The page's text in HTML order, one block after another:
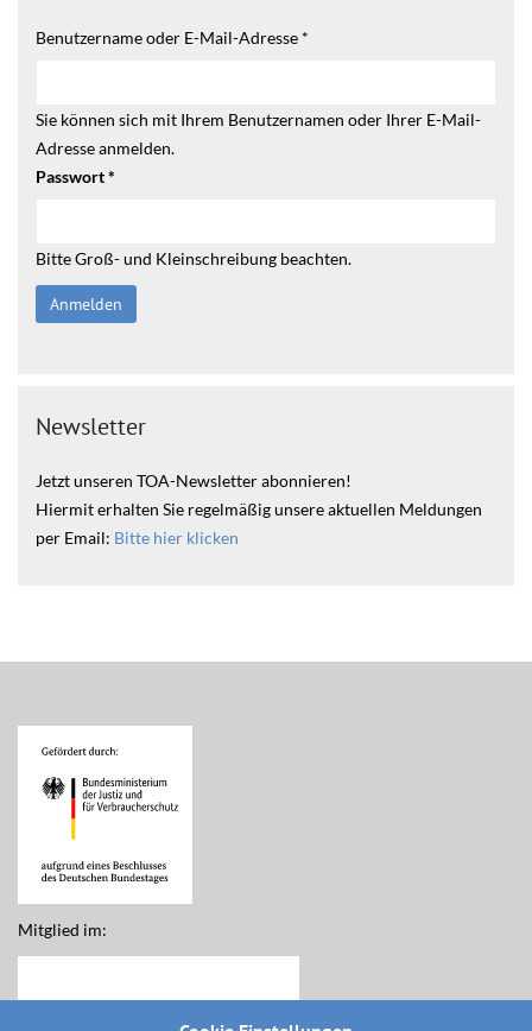
Benutzername oder E-Mail-Adresse *
Sie können sich mit Ihrem Benutzernamen oder Ihrer E-Mail-
Adresse anmelden.
Passwort*
Bitte Groß- und Kleinschreibung beachten.
Newsletter
Jetzt unseren TOA-Newsletter abonnieren!
Hiermit erhalten Sie regelmäßig unsere aktuellen Meldungen
per Email: Bitte hier klicken
Mitglied im: